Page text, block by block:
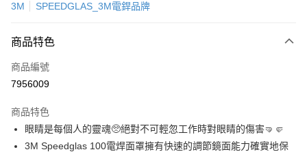
LINE Pay
Apple Pay
悠遊付
全盈+PAY
3M SPEEDGLAS_3M電銲品牌
商品特色
商品編號
7956009
商品特色
眼睛是每個人的靈魂🥺絕對不可輕忽工作時對眼睛的傷害🤜🤛
3M Speedglas 100電焊面罩擁有快速的調節鏡面能力確實地保